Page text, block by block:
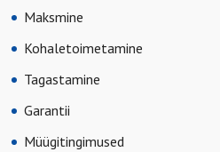
Maksmine
Kohaletoimetamine
Tagastamine
Garantii
Müügitingimused